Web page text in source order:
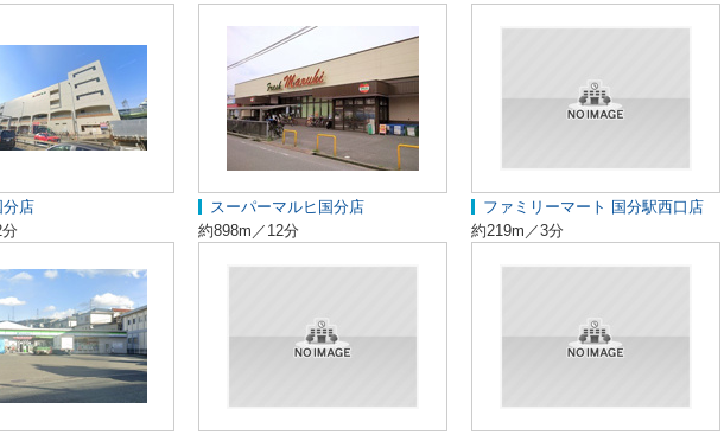
分店
スーパーマルヒ国分店
約898m／12分
ファミリーマート 国分駅西口店
約219m／3分